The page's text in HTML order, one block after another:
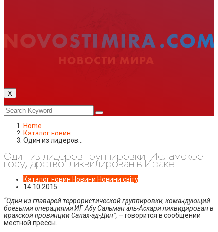
X
Home
Каталог новин
Один из лидеров…
Один из лидеров группировки “Исламское
государство” ликвидирован в Ираке
Каталог новин Новини Новини світу
14.10.2015
“Один из главарей террористической группировки, командующий
боевыми операциями ИГ Абу Сальман аль-Аскари ликвидирован в
иракской провинции Салах-эд-Дин”, – говорится в сообщении
местной прессы.